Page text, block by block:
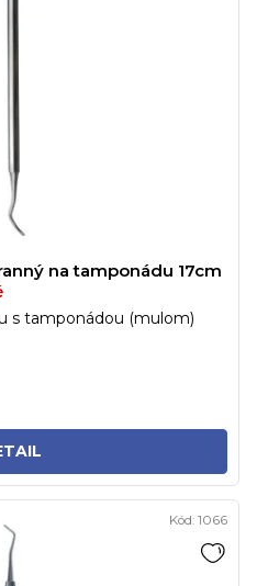
na tamponádu 17cm
s tamponádou (mulom)
Kód: 1066